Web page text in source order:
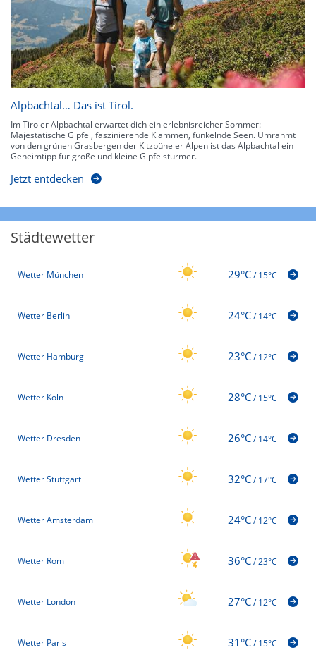
Alpbachtal… Das ist Tirol.
Im Tiroler Alpbachtal erwartet dich ein erlebnisreicher Sommer:
Majestätische Gipfel, faszinierende Klammen, funkelnde Seen. Umrahmt
von den grünen Grasbergen der Kitzbüheler Alpen ist das Alpbachtal ein
Geheimtipp für große und kleine Gipfelstürmer.
Jetzt entdecken
Städtewetter
Wetter München 29°C/15°C
Wetter Berlin 24°C/14°C
Wetter Hamburg 23°C/12°C
Wetter Köln 28°C/15°C
Wetter Dresden 26°C/14°C
Wetter Stuttgart 32°C/17°C
Wetter Amsterdam 24°C/12°C
Wetter Rom 36°C/23°C
Wetter London 27°C/12°C
Wetter Paris 31°C/15°C